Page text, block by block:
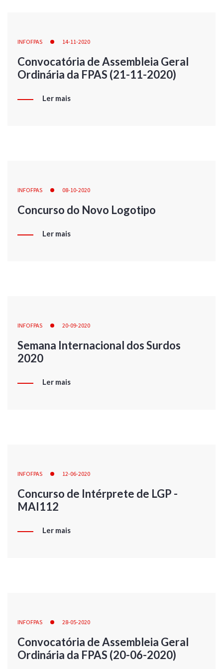
INFOFPAS 14-11-2020
Convocatória de Assembleia Geral
Ordinária da FPAS (21-11-2020)
Ler mais
INFOFPAS 08-10-2020
Concurso do Novo Logotipo
Ler mais
INFOFPAS 20-09-2020
Semana Internacional dos Surdos
2020
Ler mais
INFOFPAS 12-06-2020
Concurso de Intérprete de LGP -
MAI112
Ler mais
INFOFPAS 28-05-2020
Convocatória de Assembleia Geral
Ordinária da FPAS (20-06-2020)